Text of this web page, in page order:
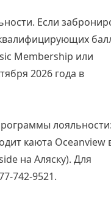
Если
Membership или
2026 года в
каюта Oceanview
на Аляску). Для
742-9521.